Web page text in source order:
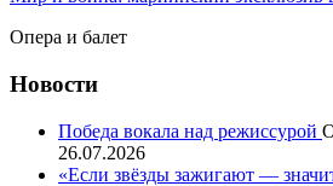
Опера и балет
Новости
Победа вокала над режиссурой
26.07.2026
«Если звёзды зажигают —